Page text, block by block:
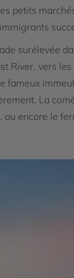
petits
surélevée
River, vers
fameux
La
encore le